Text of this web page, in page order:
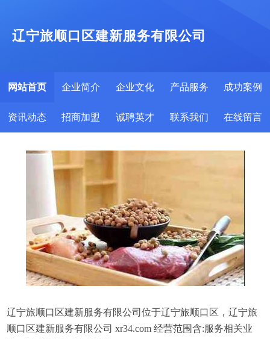
辽宁旅顺口区建新服务有限公司
网站首页 企业简介 企业文化 产品服务 成功案例
资讯动态 招商加盟 诚聘英才 联系我们 在线留言
辽宁旅顺口区建新服务有限公司位于辽宁旅顺口区，辽宁旅
顺口区建新服务有限公司 xr34.com 经营范围含:服务相关业